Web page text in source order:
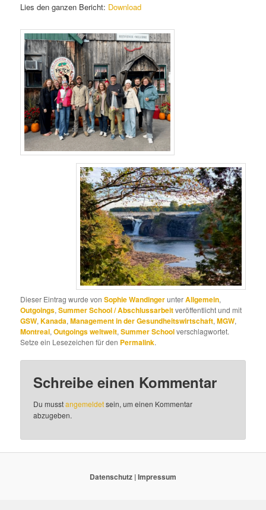
Lies den ganzen Bericht: Download
Dieser Eintrag wurde vonSophie WandingerunterAllgemein,
Outgoings,Summer School / Abschlussarbeitveröffentlicht und mit
GSW,Kanada,Management in der Gesundheitswirtschaft,MGW,
Montreal,Outgoings weltweit,Summer Schoolverschlagwortet.
Setze ein Lesezeichen für den Permalink.
Schreibe einen Kommentar
Du musstangemeldetsein, um einen Kommentar
abzugeben.
Datenschutz |Impressum